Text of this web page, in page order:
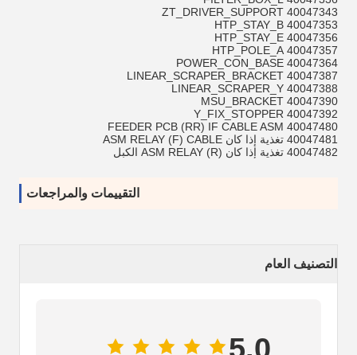
40047343 ZT_DRIVER_SUPPORT
40047353 HTP_STAY_B
40047356 HTP_STAY_E
40047357 HTP_POLE_A
40047364 POWER_CON_BASE
40047387 LINEAR_SCRAPER_BRACKET
40047388 LINEAR_SCRAPER_Y
40047390 MSU_BRACKET
40047392 Y_FIX_STOPPER
40047480 FEEDER PCB (RR) IF CABLE ASM
40047481 تغذية إذا كان ASM RELAY (F) CABLE
40047482 تغذية إذا كان ASM RELAY (R) الكبل
التقييمات والمراجعات
التصنيف العام